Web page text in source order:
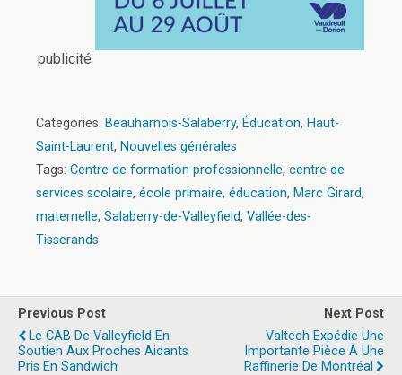
publicité
Categories: Beauharnois-Salaberry, Éducation, Haut-
Saint-Laurent, Nouvelles générales
Tags: Centre de formation professionnelle, centre de
services scolaire, école primaire, éducation, Marc Girard,
maternelle, Salaberry-de-Valleyfield, Vallée-des-
Tisserands
Previous Post
Le CAB De Valleyfield En
Soutien Aux Proches Aidants
Pris En Sandwich
Next Post
Valtech Expédie Une
Importante Pièce À Une
Raffinerie De Montréal